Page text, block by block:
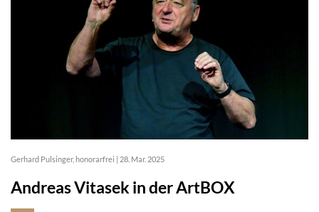
Gerhard Pulsinger, honorarfrei 28. Mar. 2025
Andreas Vitasek in der ArtBOX